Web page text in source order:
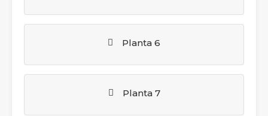
Planta 6
Planta 7